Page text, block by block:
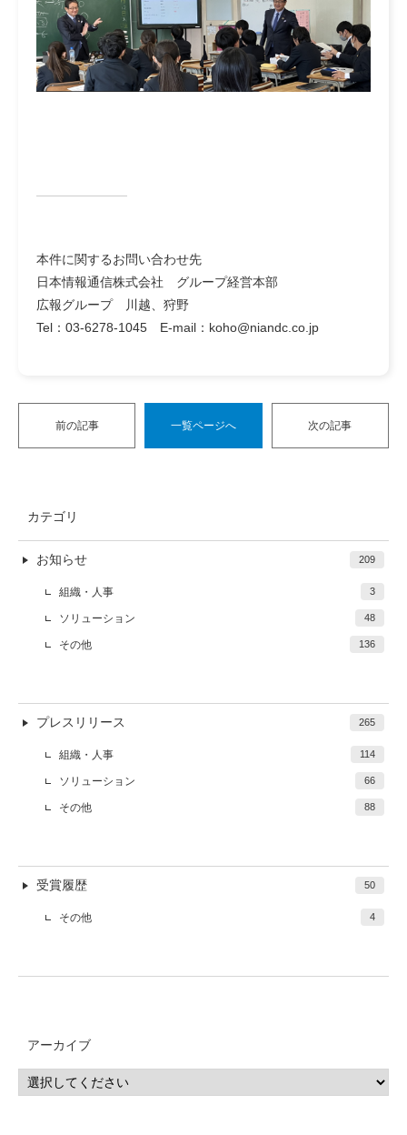
本件に関するお問い合わせ先
日本情報通信株式会社 グループ経営本部
広報グループ 川越、狩野
Tel：03-6278-1045 E-mail：koho@niandc.co.jp
前の記事 一覧ページへ 次の記事
カテゴリ
お知らせ 209
組織・人事 3
ソリューション 48
その他 136
プレスリリース 265
組織・人事 114
ソリューション 66
その他 88
受賞履歴 50
その他 4
アーカイブ